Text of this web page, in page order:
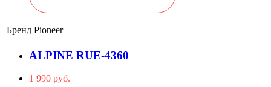
Бренд Pioneer
ALPINE RUE-4360
1 990 руб.